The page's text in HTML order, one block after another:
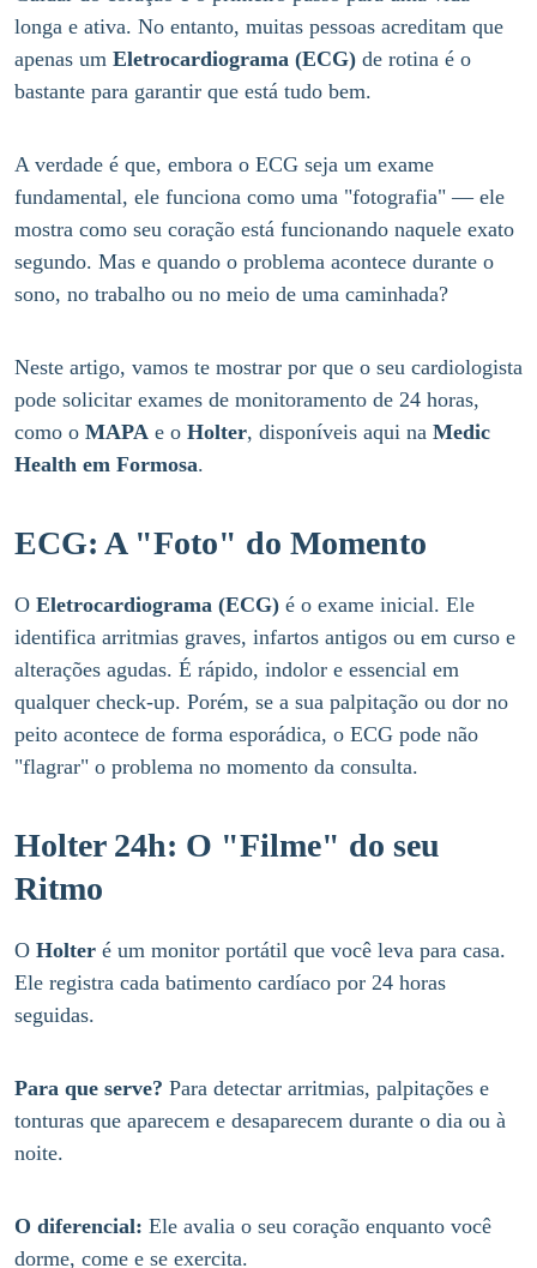
longa e ativa. No entanto, muitas pessoas acreditam que
apenas um Eletrocardiograma (ECG) de rotina é o
bastante para garantir que está tudo bem.
A verdade é que, embora o ECG seja um exame
fundamental, ele funciona como uma "fotografia" — ele
mostra como seu coração está funcionando naquele exato
segundo. Mas e quando o problema acontece durante o
sono, no trabalho ou no meio de uma caminhada?
Neste artigo, vamos te mostrar por que o seu cardiologista
pode solicitar exames de monitoramento de 24 horas,
como o MAPA e o Holter, disponíveis aqui na Medic
Health em Formosa.
ECG: A "Foto" do Momento
O Eletrocardiograma (ECG) é o exame inicial. Ele
identifica arritmias graves, infartos antigos ou em curso e
alterações agudas. É rápido, indolor e essencial em
qualquer check-up. Porém, se a sua palpitação ou dor no
peito acontece de forma esporádica, o ECG pode não
"flagrar" o problema no momento da consulta.
Holter 24h: O "Filme" do seu
Ritmo
O Holter é um monitor portátil que você leva para casa.
Ele registra cada batimento cardíaco por 24 horas
seguidas.
Para que serve? Para detectar arritmias, palpitações e
tonturas que aparecem e desaparecem durante o dia ou à
noite.
O diferencial: Ele avalia o seu coração enquanto você
dorme, come e se exercita.